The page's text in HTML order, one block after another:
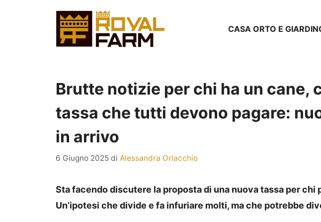
CASA ORTO E
Brutte notizie per chi ha un cane,
tassa che tutti devono pagare:
in arrivo
6 Giugno 2025 di Alessandra Orlacchio
Sta facendo discutere la proposta di una nuova tassa per chi
Un’ipotesi che divide e fa infuriare molti, ma che potrebbe